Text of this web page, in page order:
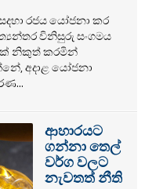
රජය යෝජනා කර
විනිසුරු සංගමය
නිකුත් කරමින්
අදාළ යෝජනා
ආහාරයට
ගන්නා තෙල්
වර්ග වලට
නැවතත් නීති